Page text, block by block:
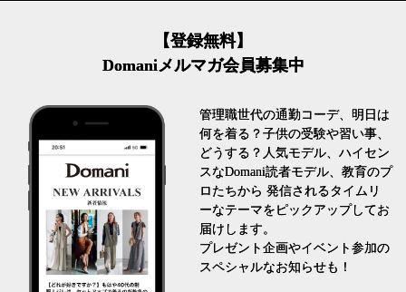
【登録無料】
Domaniメルマガ会員募集中
管理職世代の通勤コーデ、明日は
何を着る？子供の受験や習い事、
どうする？人気モデル、ハイセン
スなDomani読者モデル、教育のプ
ロたちから 発信されるタイムリ
ーなテーマをピックアップしてお
届けします。
プレゼント企画やイベント参加の
スペシャルなお知らせも！